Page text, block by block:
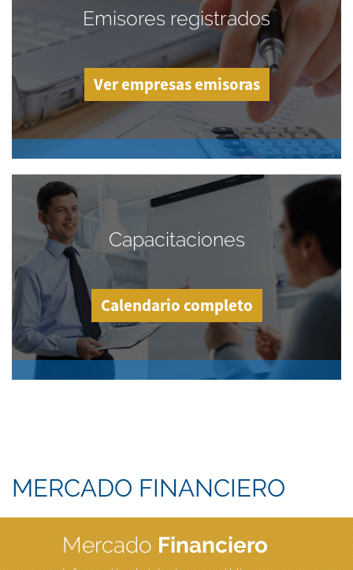
Emisores registrados
Ver empresas emisoras
Capacitaciones
Calendario completo
MERCADO FINANCIERO
Mercado Financiero